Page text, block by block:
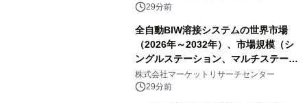
29分前
全自動BIW溶接システムの世界市場
（2026年～2032年）、市場規模（シ
ングルステーション、マルチステーシ
ョン）・分析レポートを発表
株式会社マーケットリサーチセンター
29分前